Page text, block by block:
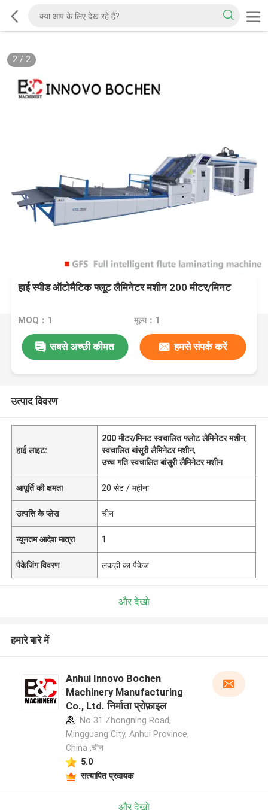
2/ 2
हाई स्पीड ऑटोमैटिक फ्लूट लैमिनेटर मशीन 200 मीटर/मिनट
MOQ：1 मूल्य：1
सबसे अच्छी कीमत हमसे संपर्क करें
उत्पाद विवरण
हाई लाइट:
200 मीटर/मिनट स्वचालित फ्लोट लैमिनेटर मशीन,
स्वचालित बांसुरी लैमिनेटर मशीन,
उच्च गति स्वचालित बांसुरी लैमिनेटर मशीन
आपूर्ति की क्षमता 20 सेट / महीना
उत्पत्ति के प्लेस चीन
न्यूनतम आदेश मात्रा 1
पैकेजिंग विवरण लकड़ी का पैकेज
और देखो
हमारे बारे में
Anhui Innovo Bochen
Machinery Manufacturing
Co., Ltd. निर्माता प्रोफ़ाइल
No 31 Zhongning Road,
Mingguang City, Anhui Province,
China ,चीन
5.0
सत्यापित प्रदायक
और देखो